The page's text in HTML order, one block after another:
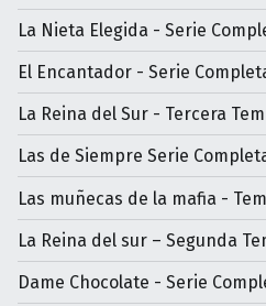
La Nieta Elegida - Serie
El Encantador - Serie
La Reina del Sur - Tercera
Las de Siempre Serie
Las muñecas de la mafia -
La Reina del sur – Segunda
Dame Chocolate - Serie